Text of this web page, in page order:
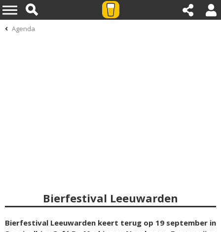
Agenda
Bierfestival Leeuwarden
Bierfestival Leeuwarden keert terug op 19 september in